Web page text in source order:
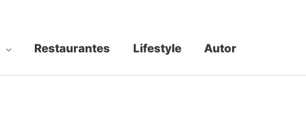
Restaurantes Lifestyle Autor